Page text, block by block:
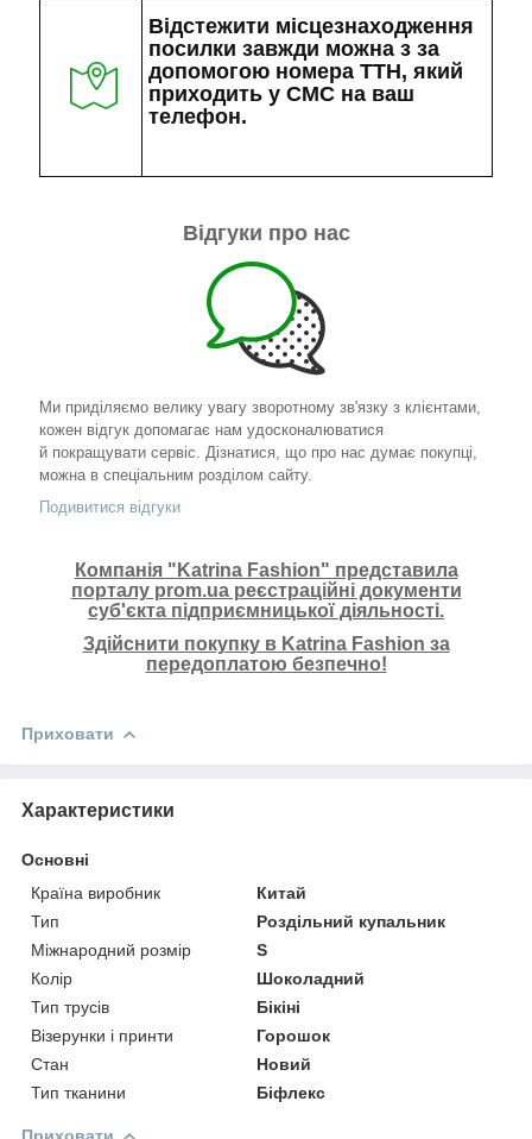
Відстежити місцезнаходження
посилки завжди можна з за
допомогою номера ТТН, який
приходить у СМС на ваш
телефон.
Відгуки про нас
Ми приділяємо велику увагу зворотному зв'язку з клієнтами,
кожен відгук допомагає нам удосконалюватися
й покращувати сервіс. Дізнатися, що про нас думає покупці,
можна в спеціальним розділом сайту.
Подивитися відгуки
Компанія "Katrina Fashion" представила
порталу prom.ua реєстраційні документи
суб'єкта підприємницької діяльності.
Здійснити покупку в Katrina Fashion за
передоплатою безпечно!
Приховати
Характеристики
Основні
Країна виробник
Китай
Тип
Роздільний купальник
Міжнародний розмір
S
Колір
Шоколадний
Тип трусів
Бікіні
Візерунки і принти
Горошок
Стан
Новий
Тип тканини
Біфлекс